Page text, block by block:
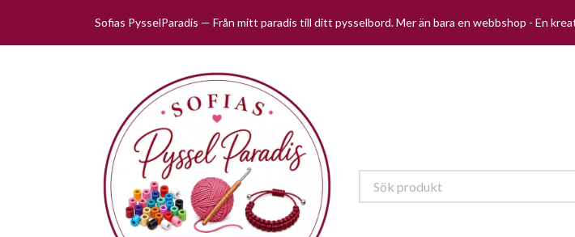
Sofias PysselParadis — Från mitt paradis till ditt pysselbord. Mer än bara en webbshop - En